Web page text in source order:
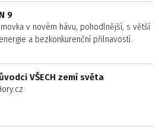
9
v novém hávu, pohodlnější, s větší
a bezkonkurenční přilnavostí.
VŠECH zemí světa